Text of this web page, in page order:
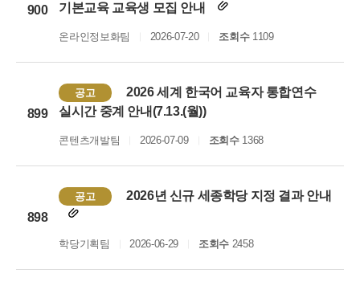
900
기본교육 교육생 모집 안내
온라인정보화팀 2026-07-20 조회수1109
899
공고
2026 세계 한국어 교육자 통합연수
실시간 중계 안내(7.13.(월))
콘텐츠개발팀 2026-07-09 조회수1368
898
공고 2026년 신규 세종학당 지정 결과 안내
학당기획팀 2026-06-29 조회수2458